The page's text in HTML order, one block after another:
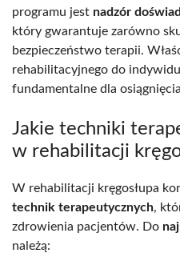
programu jest nadzór
który gwarantuje zarówno
bezpieczeństwo terapii.
rehabilitacyjnego do
fundamentalne dla
Jakie techniki
w rehabilitacji
W rehabilitacji kręgosłupa
technik terapeutycznych,
zdrowienia pacjentów. Do
należą: